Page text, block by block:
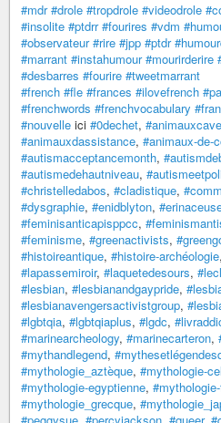
#mdr #drole #tropdrole #videodrole
#insolite #ptdrr #fourires #vdm
#observateur #rire #jpp #ptdr
#marrant #instahumour #mourirderire
#desbarres #fourire #tweetmarrant
#french #fle #frances #ilovefrench
#frenchwords #frenchvocabulary
#nouvelle ici #0dechet,
#animauxdassistance, #animaux-de-
#autismacceptancemonth,
#autismedehautniveau,
#christelledabos, #cladistique,
#dysgraphie, #enidblyton,
#feminisanticapisppcc,
#feminisme, #greenactivists,
#histoireantique, #histoire-archéologie,
#lapassemiroir, #laquetedesours,
#lesbian, #lesbianandgaypride,
#lesbianavengersactivistgroup,
#lgbtqia, #lgbtqiaplus, #lgdc,
#marinearcheology, #marinecarteron,
#mythandlegend,
#mythologie_aztèque, #mythologie-
#mythologie-egyptienne,
#mythologie_grecque,